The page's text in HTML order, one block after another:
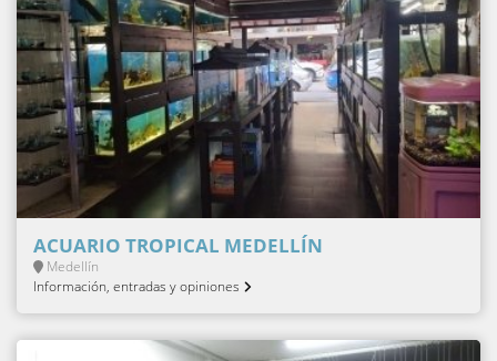
ACUARIO TROPICAL MEDELLÍN
Medellín
Información, entradas y opiniones